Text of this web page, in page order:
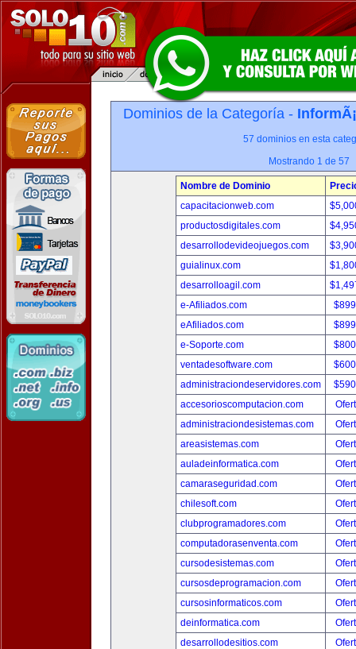
Dominios de la Categoría -
57 dominios en esta
Mostrando 1 de 57
Nombre de Dominio
capacitacionweb.com
productosdigitales.com
desarrollodevideojuegos.com
guialinux.com
desarrolloagil.com
e-Afiliados.com
eAfiliados.com
e-Soporte.com
ventadesoftware.com
administraciondeservidores.com
accesorioscomputacion.com
administraciondesistemas.com
areasistemas.com
auladeinformatica.com
camaraseguridad.com
chilesoft.com
clubprogramadores.com
computadorasenventa.com
cursodesistemas.com
cursosdeprogramacion.com
cursosinformaticos.com
deinformatica.com
desarrollodesitios.com